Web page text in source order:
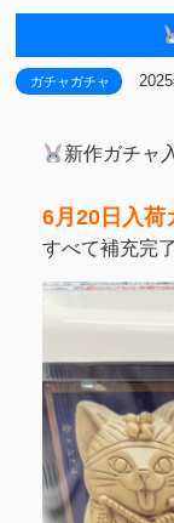
ガチャガチャ
新作ガチャ
6月20日入荷
すべて補充完